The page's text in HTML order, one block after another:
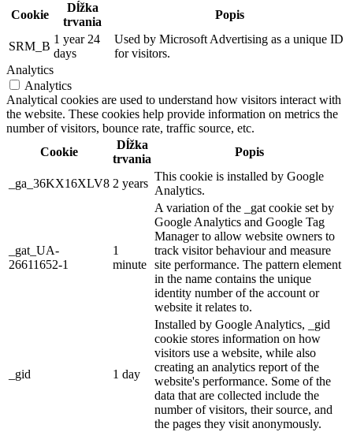
Cookie
Dĺžka
trvania
Popis
SRM_B
1 year 24
days
Used by Microsoft Advertising as a unique ID
for visitors.
Analytics
Analytics
Analytical cookies are used to understand how visitors interact with
the website. These cookies help provide information on metrics the
number of visitors, bounce rate, traffic source, etc.
Cookie
Dĺžka
trvania
Popis
_ga_36KX16XLV8 2 years
This cookie is installed by Google
Analytics.
_gat_UA-
26611652-1
1
minute
A variation of the _gat cookie set by
Google Analytics and Google Tag
Manager to allow website owners to
track visitor behaviour and measure
site performance. The pattern element
in the name contains the unique
identity number of the account or
website it relates to.
_gid 1 day
Installed by Google Analytics, _gid
cookie stores information on how
visitors use a website, while also
creating an analytics report of the
website's performance. Some of the
data that are collected include the
number of visitors, their source, and
the pages they visit anonymously.